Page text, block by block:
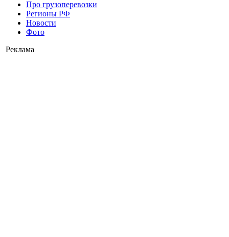
Про грузоперевозки
Регионы РФ
Новости
Фото
Реклама